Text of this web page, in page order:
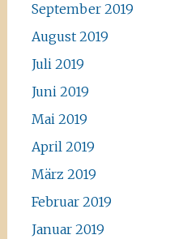
September 2019
August 2019
Juli 2019
Juni 2019
Mai 2019
April 2019
März 2019
Februar 2019
Januar 2019